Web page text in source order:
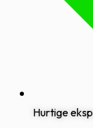
Hurtige